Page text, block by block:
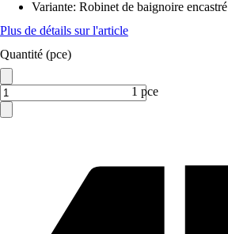
Variante: Robinet de baignoire encastré
Plus de détails sur l'article
Quantité (pce)
1 pce